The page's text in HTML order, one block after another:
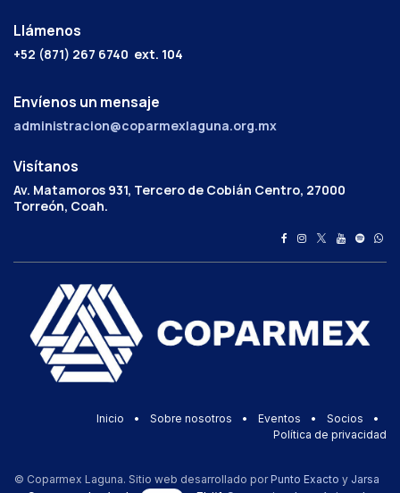
Llámenos
+52 (871) 267 6740 ext. 104
Envíenos un mensaje
administracion@coparmexlaguna.org.mx
Visítanos
Av. Matamoros 931, Tercero de Cobián Centro, 27000
Torreón, Coah.
Inicio • Sobre nosotros • Eventos • Socios
•
Política de privacidad
© Coparmex Laguna. Sitio web desarrollado por Punto Exacto y Jarsa